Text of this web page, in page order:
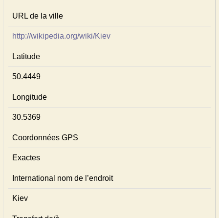
URL de la ville
http://wikipedia.org/wiki/Kiev
Latitude
50.4449
Longitude
30.5369
Coordonnées GPS
Exactes
International nom de l’endroit
Kiev